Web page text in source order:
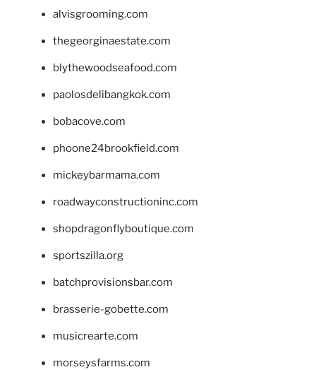
alvisgrooming.com
thegeorginaestate.com
blythewoodseafood.com
paolosdelibangkok.com
bobacove.com
phoone24brookfield.com
mickeybarmama.com
roadwayconstructioninc.com
shopdragonflyboutique.com
sportszilla.org
batchprovisionsbar.com
brasserie-gobette.com
musicrearte.com
morseysfarms.com